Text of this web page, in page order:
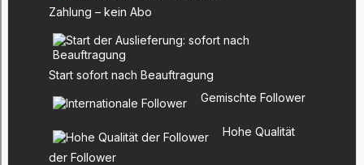
Zahlung – kein Abo
Start sofort nach Beauftragung
Gemischte Follower
Hohe Qualität
der Follower